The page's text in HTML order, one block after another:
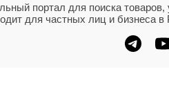
портал для поиска
для частных лиц и бизнеса